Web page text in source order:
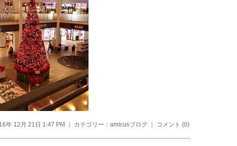
年 12月 21日 1:47 PM ｜ カテゴリー： amicusブログ コメント (0)